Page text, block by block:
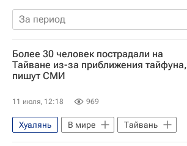
За период
Более 30 человек пострадали на
Тайване из-за приближения тайфуна,
пишут СМИ
11 июля, 12:18 969
Хуалянь В мире Тайвань